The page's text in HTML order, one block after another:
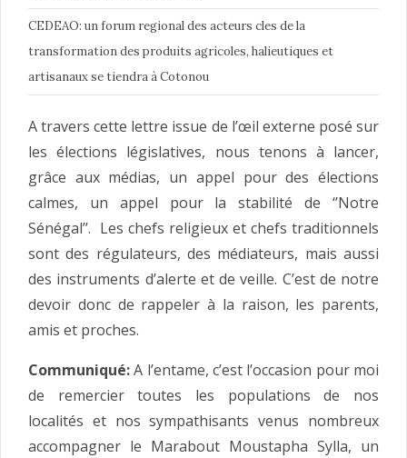
CEDEAO: un forum regional des acteurs cles de la
transformation des produits agricoles, halieutiques et
artisanaux se tiendra à Cotonou
A travers cette lettre issue de l’œil externe posé sur
les élections législatives, nous tenons à lancer,
grâce aux médias, un appel pour des élections
calmes, un appel pour la stabilité de ‘’Notre
Sénégal’’. Les chefs religieux et chefs traditionnels
sont des régulateurs, des médiateurs, mais aussi
des instruments d’alerte et de veille. C’est de notre
devoir donc de rappeler à la raison, les parents,
amis et proches.
Communiqué:A l’entame, c’est l’occasion pour moi
de remercier toutes les populations de nos
localités et nos sympathisants venus nombreux
accompagner le Marabout Moustapha Sylla, un